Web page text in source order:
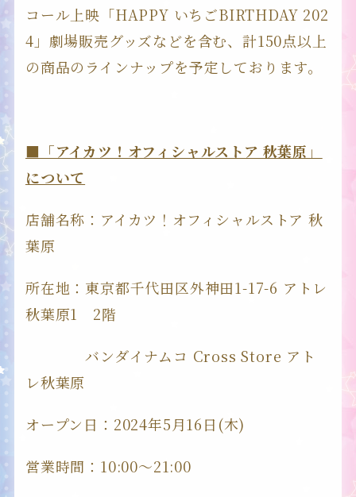
コール上映「HAPPY いちごBIRTHDAY 202
4」劇場販売グッズなどを含む、計150点以上
の商品のラインナップを予定しております。
■「アイカツ！オフィシャルストア 秋葉原」
について
店舗名称：アイカツ！オフィシャルストア 秋
葉原
所在地：東京都千代田区外神田1-17-6 アトレ
秋葉原1 2階
バンダイナムコ Cross Store アト
レ秋葉原
オープン日：2024年5月16日(木)
営業時間：10:00～21:00